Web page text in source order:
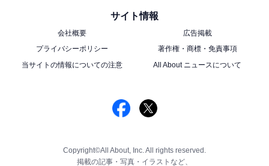
サイト情報
会社概要
広告掲載
プライバシーポリシー
著作権・商標・免責事項
当サイトの情報についての注意
All About ニュースについて
Copyright©All About, Inc. All rights reserved.
掲載の記事・写真・イラストなど、